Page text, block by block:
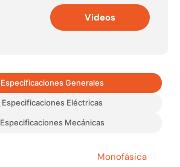
Videos
Especificaciones Generales
Especificaciones Eléctricas
Especificaciones Mecánicas
Monofásica